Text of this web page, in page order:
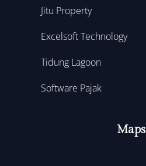
Jitu Property
Excelsoft Technology
Tidung Lagoon
Software Pajak
Maps